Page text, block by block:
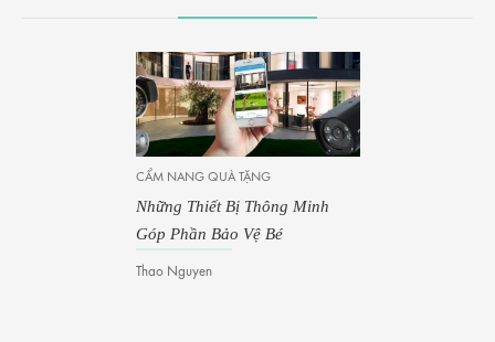
CẨM NANG QUÀ TẶNG
Những Thiết Bị Thông Minh
Góp Phần Bảo Vệ Bé
Thao Nguyen